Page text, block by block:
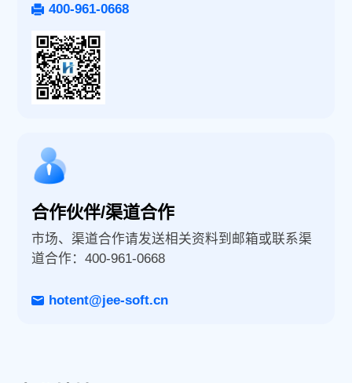
400-961-0668
合作伙伴/渠道合作
市场、渠道合作请发送相关资料到邮箱或联系渠
道合作：400-961-0668
hotent@jee-soft.cn